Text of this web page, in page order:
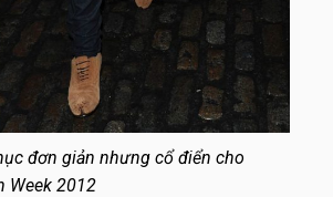
đơn giản nhưng cổ điển cho
Week 2012